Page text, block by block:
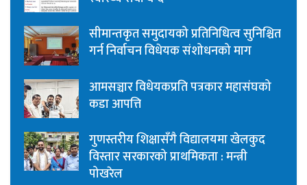
सीमान्तकृत समुदायको प्रतिनिधित्व सुनिश्चित
गर्न निर्वाचन विधेयक संशोधनको माग
आमसञ्चार विधेयकप्रति पत्रकार महासंघको
कडा आपत्ति
गुणस्तरीय शिक्षासँगै विद्यालयमा खेलकुद
विस्तार सरकारको प्राथमिकता : मन्त्री
पोखरेल